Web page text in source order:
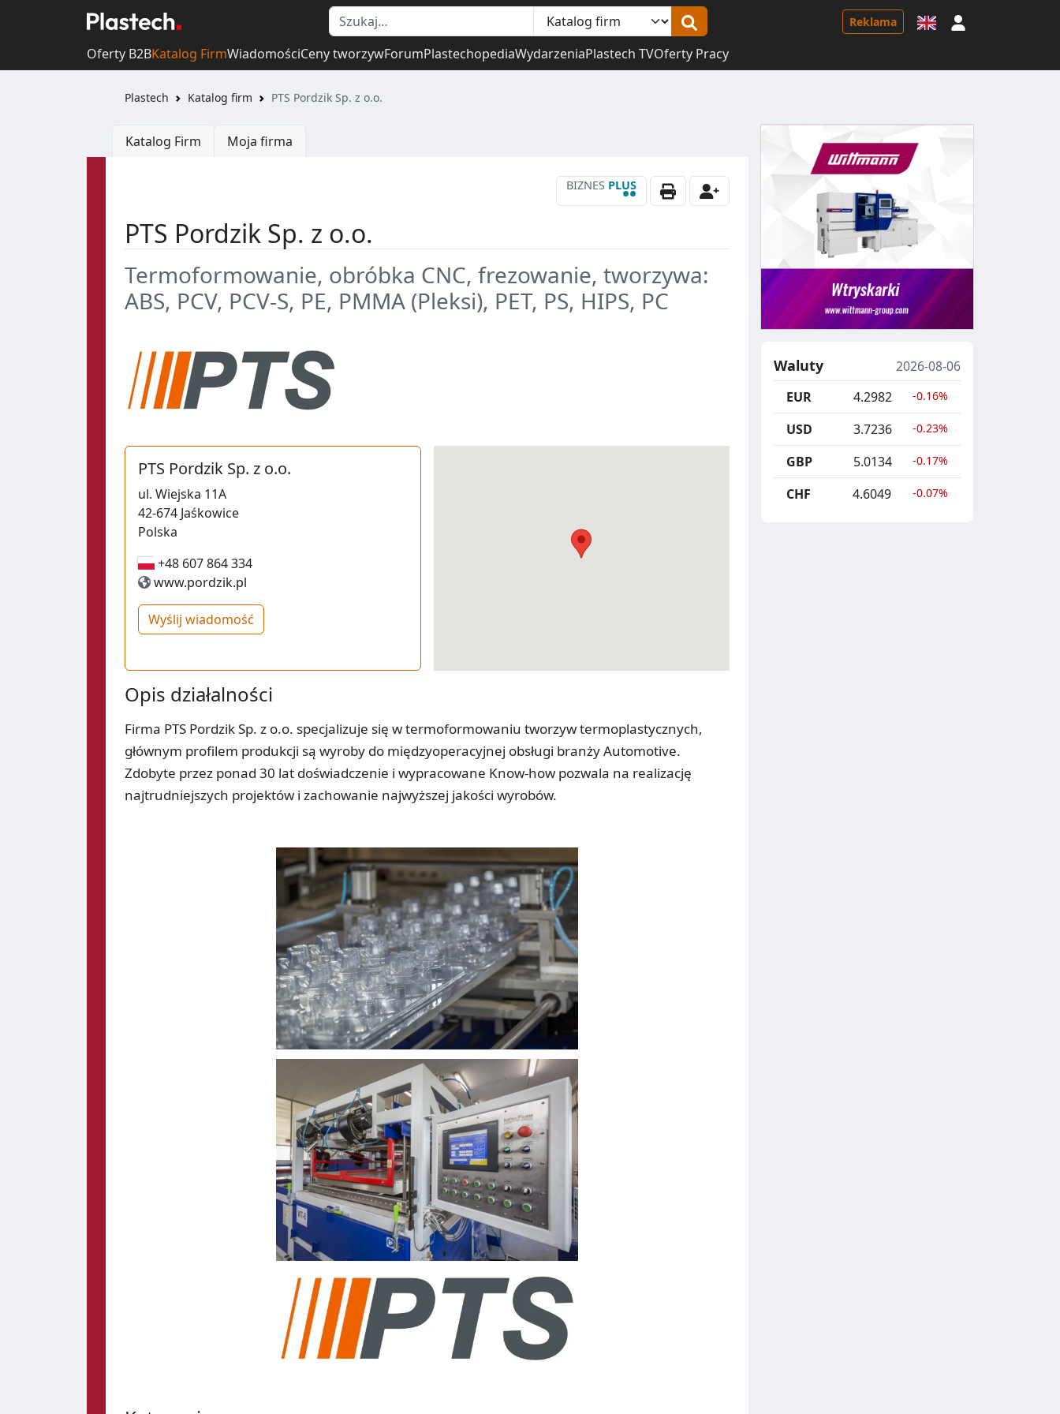
Reklama
Oferty B2BKatalog FirmWiadomościCeny tworzywForumPlastechopediaWydarzeniaPlastech TVOferty Pracy
Plastech Katalog firm PTS Pordzik Sp. z o.o.
Katalog Firm Moja firma
BIZNES PLUS
••
PTS Pordzik Sp. z o.o.
Termoformowanie, obróbka CNC, frezowanie, tworzywa:
ABS, PCV, PCV-S, PE, PMMA (Pleksi), PET, PS, HIPS, PC
PTS Pordzik Sp. z o.o.
ul. Wiejska 11A
42-674 Jaśkowice
Polska
+48 607 864 334
+48 607 864 334
www.pordzik.pl
Wyślij wiadomość
Opis działalności
Firma PTS Pordzik Sp. z o.o. specjalizuje się w termoformowaniu tworzyw termoplastycznych,
głównym profilem produkcji są wyroby do międzyoperacyjnej obsługi branży Automotive.
Zdobyte przez ponad 30 lat doświadczenie i wypracowane Know-how pozwala na realizację
najtrudniejszych projektów i zachowanie najwyższej jakości wyrobów.
Waluty
2026-08-06
EUR
4.2982 -0.16%
USD 3.7236 -0.23%
GBP 5.0134 -0.17%
CHF 4.6049 -0.07%